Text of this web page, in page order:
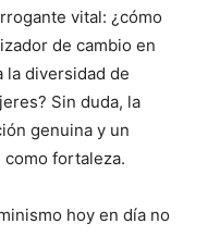
vital: ¿cómo
de cambio en
la diversidad de
Sin duda, la
genuina y un
fortaleza.
hoy en día no